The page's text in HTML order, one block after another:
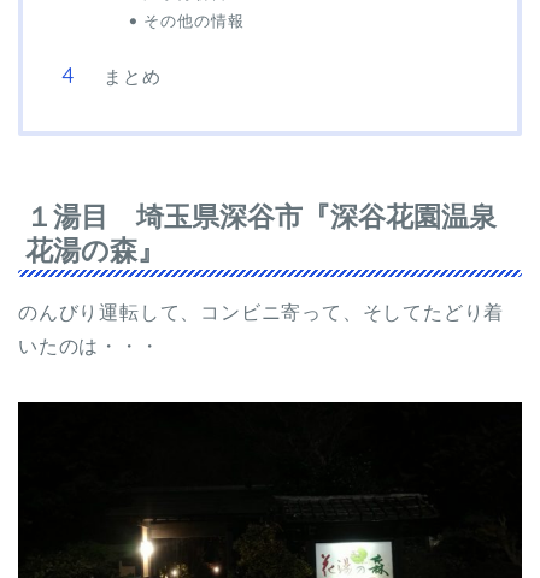
その他の情報
まとめ
１湯目 埼玉県深谷市『深谷花園温泉
花湯の森』
のんびり運転して、コンビニ寄って、そしてたどり着
いたのは・・・